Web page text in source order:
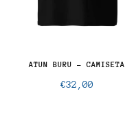
ATUN BURU - CAMISETA
Precio
€32,00